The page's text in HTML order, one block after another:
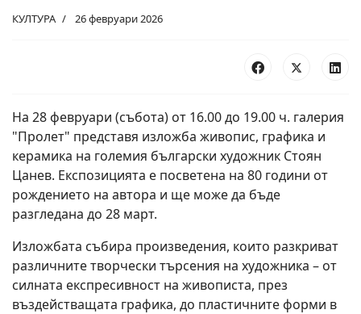
КУЛТУРА 26 февруари 2026
На 28 февруари (събота) от 16.00 до 19.00 ч. галерия
"Пролет" представя изложба живопис, графика и
керамика на големия български художник Стоян
Цанев. Експозицията е посветена на 80 години от
рождението на автора и ще може да бъде
разгледана до 28 март.
Изложбата събира произведения, които разкриват
различните творчески търсения на художника – от
силната експресивност на живописта, през
въздействащата графика, до пластичните форми в